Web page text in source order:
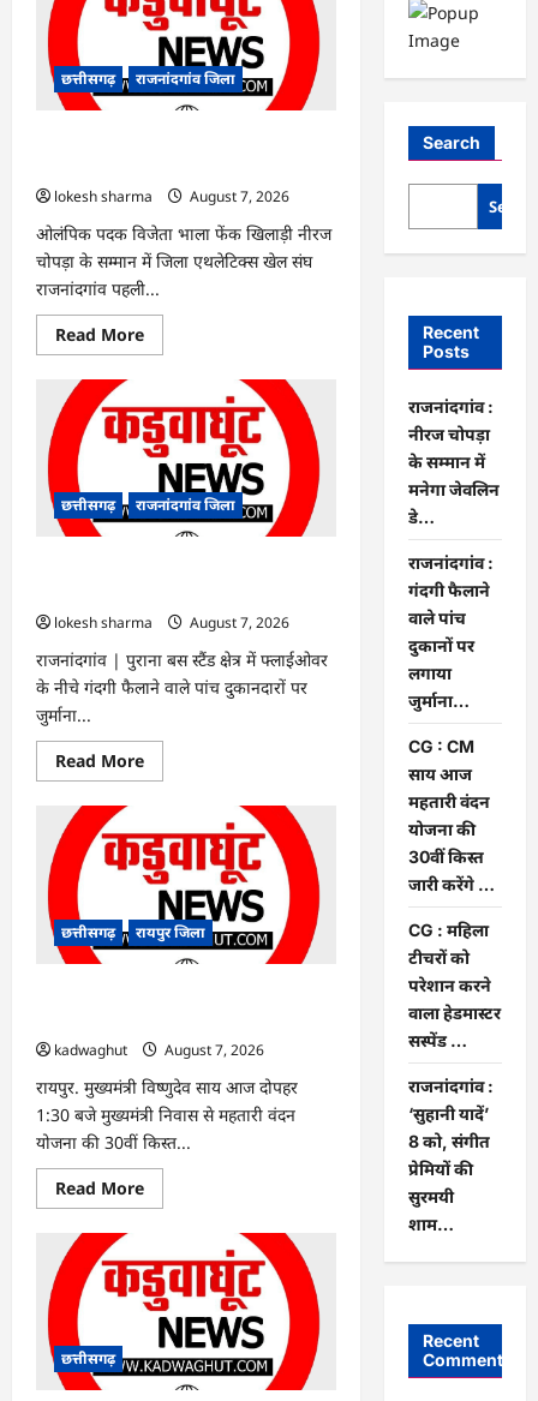
छत्तीसगढ़ राजनांदगांव जिला
lokesh sharma
August 7, 2026
ओलंपिक पदक विजेता भाला फेंक खिलाड़ी नीरज
चोपड़ा के सम्मान में जिला एथलेटिक्स खेल संघ
राजनांदगांव पहली...
Read MoreRead
more
:
नीरज
चोपड़ा
के
सम्मान
मनेगा
जेवलिन
छत्तीसगढ़ राजनांदगांव जिला
lokesh sharma
August 7, 2026
राजनांदगांव | पुराना बस स्टैंड क्षेत्र में फ्लाईओवर
के नीचे गंदगी फैलाने वाले पांच दुकानदारों पर
जुर्माना...
Read MoreRead
more
गंदगी
फैलाने
वाले
पांच
दुकानों
पर
लगाया
जुर्माना…
छत्तीसगढ़ रायपुर जिला
kadwaghut
August 7, 2026
रायपुर. मुख्यमंत्री विष्णुदेव साय आज दोपहर
1:30 बजे मुख्यमंत्री निवास से महतारी वंदन
योजना की 30वीं किस्त...
Read MoreRead
more
CM
साय
आज
महतारी
वंदन
योजना
की
30वीं
छत्तीसगढ़
Search
Recent
Posts
राजनांदगांव :
नीरज चोपड़ा
के सम्मान में
मनेगा जेवलिन
डे…
राजनांदगांव :
गंदगी फैलाने
वाले पांच
दुकानों पर
लगाया
जुर्माना…
CG : CM
साय आज
महतारी वंदन
योजना की
30वीं किस्त
जारी करेंगे …
CG : महिला
टीचरों को
परेशान करने
वाला हेडमास्टर
सस्पेंड …
राजनांदगांव :
‘सुहानी यादें’
8 को, संगीत
प्रेमियों की
सुरमयी
शाम…
Recent
Comments